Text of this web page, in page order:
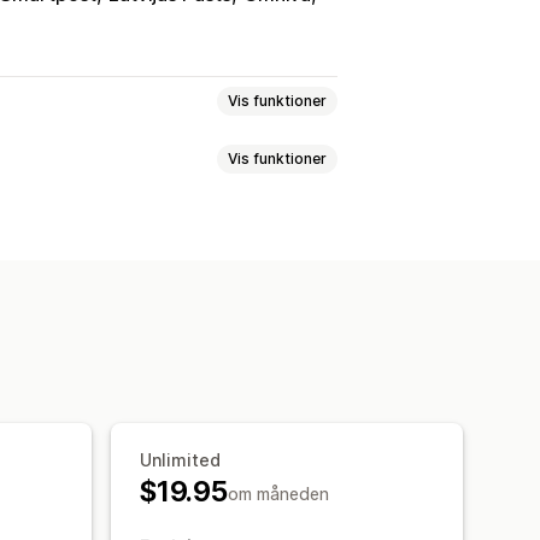
Vis funktioner
Vis funktioner
Unlimited
$19.95om måneden